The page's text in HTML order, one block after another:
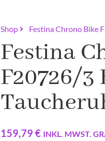
Shop Festina Chrono Bike
Festina
F20726/
159,79 € INKL. MWST.